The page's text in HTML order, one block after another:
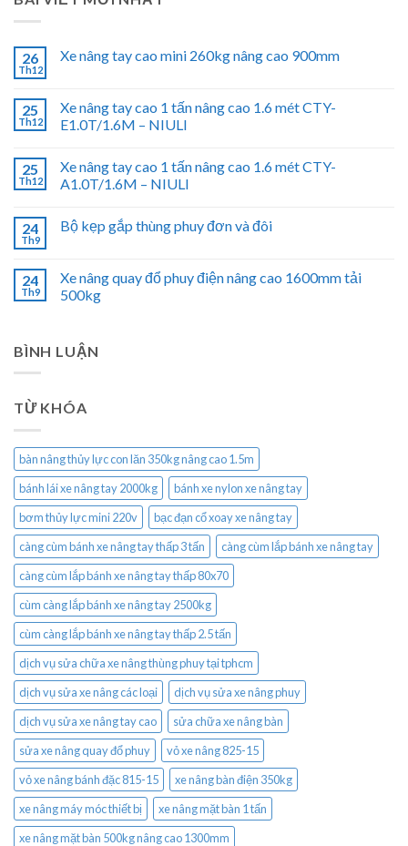
26
Th12
Xe nâng tay cao mini 260kg nâng cao 900mm
25
Th12
Xe nâng tay cao 1 tấn nâng cao 1.6 mét CTY-
E1.0T/1.6M – NIULI
25
Th12
Xe nâng tay cao 1 tấn nâng cao 1.6 mét CTY-
A1.0T/1.6M – NIULI
24
Th9
Bộ kẹp gắp thùng phuy đơn và đôi
24
Th9
Xe nâng quay đổ phuy điện nâng cao 1600mm tải
500kg
BÌNH LUẬN
TỪ KHÓA
bàn nâng thủy lực con lăn 350kg nâng cao 1.5m
bánh lái xe nâng tay 2000kg
bánh xe nylon xe nâng tay
bơm thủy lực mini 220v
bạc đạn cổ xoay xe nâng tay
càng cùm bánh xe nâng tay thấp 3 tấn
càng cùm lắp bánh xe nâng tay
càng cùm lắp bánh xe nâng tay thấp 80x70
cùm càng lắp bánh xe nâng tay 2500kg
cùm càng lắp bánh xe nâng tay thấp 2.5 tấn
dịch vụ sửa chữa xe nâng thùng phuy tại tphcm
dịch vụ sửa xe nâng các loại
dịch vụ sửa xe nâng phuy
dịch vụ sửa xe nâng tay cao
sửa chữa xe nâng bàn
sửa xe nâng quay đổ phuy
vỏ xe nâng 825-15
vỏ xe nâng bánh đặc 815-15
xe nâng bàn điện 350kg
xe nâng máy móc thiết bị
xe nâng mặt bàn 1 tấn
xe nâng mặt bàn 500kg nâng cao 1300mm